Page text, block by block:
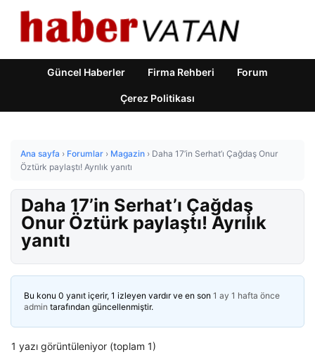
Güncel Haberler Firma Rehberi Forum
Çerez Politikası
Ana sayfa › Forumlar › Magazin › Daha 17’in Serhat’ı Çağdaş Onur
Öztürk paylaştı! Ayrılık yanıtı
Daha 17’in Serhat’ı Çağdaş
Onur Öztürk paylaştı! Ayrılık
yanıtı
Bu konu 0 yanıt içerir, 1 izleyen vardır ve en son 1 ay 1 hafta önce
admin tarafından güncellenmiştir.
1 yazı görüntüleniyor (toplam 1)